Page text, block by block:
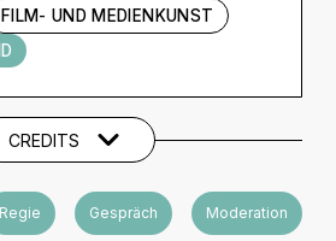
FILM- UND MEDIENKUNST
CREDITS
Regie Gespräch Moderation